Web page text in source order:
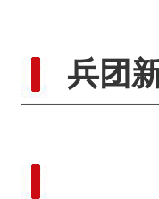
兵团